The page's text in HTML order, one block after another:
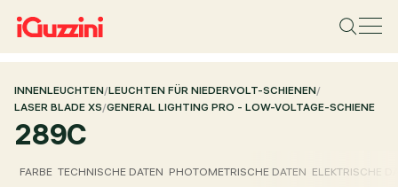
INNENLEUCHTEN/LEUCHTEN FÜR NIEDERVOLT-SCHIENEN/
LASER BLADE XS/GENERAL LIGHTING PRO - LOW-VOLTAGE-SCHIENE
289C
FARBE TECHNISCHE DATEN PHOTOMETRISCHE DATEN ELEKTRISCHE